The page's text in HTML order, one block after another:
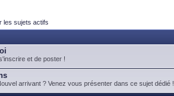
les sujets actifs
et de poster !
arrivant ? Venez vous présenter dans ce sujet dédié !